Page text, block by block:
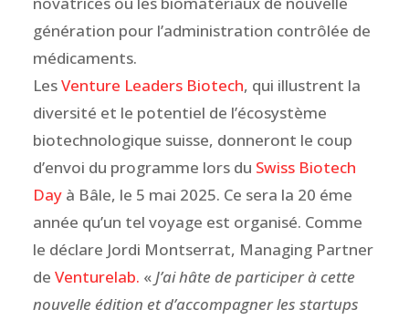
génération pour l’administration contrôlée de
médicaments.
LesVenture Leaders Biotech, qui illustrent la
diversité et le potentiel de l’écosystème
biotechnologique suisse, donneront le coup
d’envoi du programme lors du Swiss Biotech
Dayà Bâle, le 5 mai 2025. Ce sera la 20 éme
année qu’un tel voyage est organisé. Comme
le déclare Jordi Montserrat, Managing Partner
de Venturelab. «J’ai hâte de participer à cette
nouvelle édition et d’accompagner les startups